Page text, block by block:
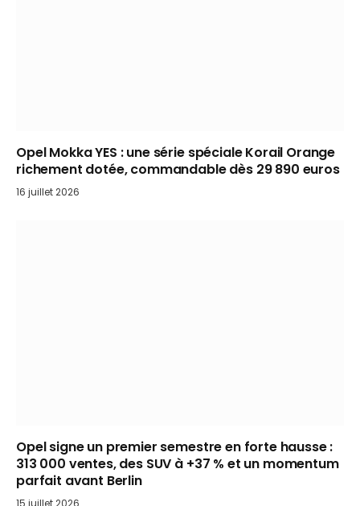
Opel Mokka YES : une série spéciale Korail Orange
richement dotée, commandable dès 29 890 euros
16 juillet 2026
Opel signe un premier semestre en forte hausse :
313 000 ventes, des SUV à +37 % et un momentum
parfait avant Berlin
15 juillet 2026